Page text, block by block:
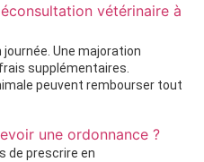
vétérinaire à
Une majoration
frais supplémentaires.
peuvent rembourser tout
une ordonnance ?
de prescrire en